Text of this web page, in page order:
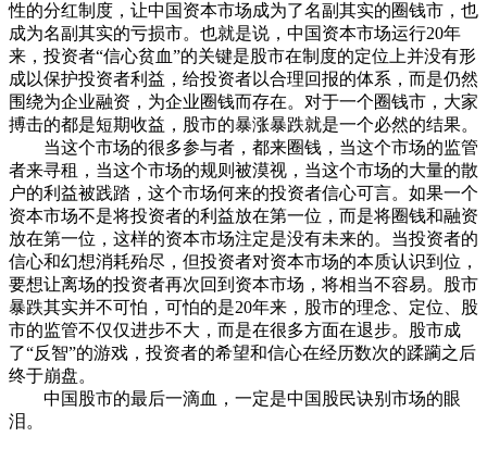
性的分红制度，让中国资本市场成为了名副其实的圈钱市，也
成为名副其实的亏损市。也就是说，中国资本市场运行20年
来，投资者“信心贫血”的关键是股市在制度的定位上并没有形
成以保护投资者利益，给投资者以合理回报的体系，而是仍然
围绕为企业融资，为企业圈钱而存在。对于一个圈钱市，大家
搏击的都是短期收益，股市的暴涨暴跌就是一个必然的结果。
当这个市场的很多参与者，都来圈钱，当这个市场的监管
者来寻租，当这个市场的规则被漠视，当这个市场的大量的散
户的利益被践踏，这个市场何来的投资者信心可言。如果一个
资本市场不是将投资者的利益放在第一位，而是将圈钱和融资
放在第一位，这样的资本市场注定是没有未来的。当投资者的
信心和幻想消耗殆尽，但投资者对资本市场的本质认识到位，
要想让离场的投资者再次回到资本市场，将相当不容易。股市
暴跌其实并不可怕，可怕的是20年来，股市的理念、定位、股
市的监管不仅仅进步不大，而是在很多方面在退步。股市成
了“反智”的游戏，投资者的希望和信心在经历数次的蹂躏之后
终于崩盘。
中国股市的最后一滴血，一定是中国股民诀别市场的眼
泪。